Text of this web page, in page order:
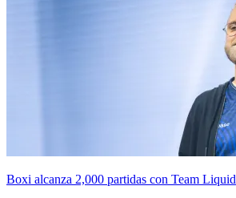
Boxi alcanza 2,000 partidas con Team Liquid